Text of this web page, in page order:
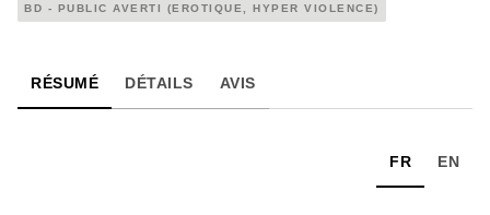
BD - PUBLIC AVERTI (EROTIQUE, HYPER VIOLENCE)
RÉSUMÉ DÉTAILS AVIS
FR EN